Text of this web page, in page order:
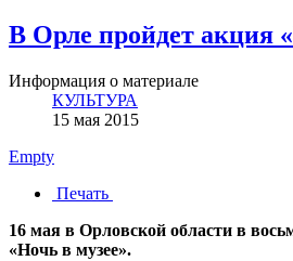
В Орле пройдет акция
Информация о материале
КУЛЬТУРА
15 мая 2015
Empty
Печать
16 мая в Орловской области в
«Ночь в музее».